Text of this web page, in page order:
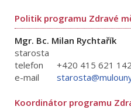
Politik programu Zdravé
Mgr. Bc. Milan Rychtařík
starosta
telefon
+420 415 621 142
e-mail
Koordinátor programu